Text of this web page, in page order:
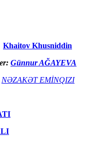
Khaitov Khusniddin
Günnur AĞAYEVA
NƏZAKƏT EMİNQIZI